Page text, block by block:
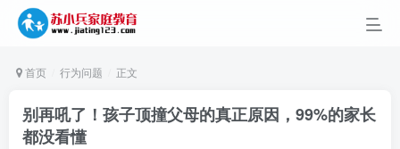
首页 行为问题 正文
别再吼了！孩子顶撞父母的真正原因，99%的家长
都没看懂